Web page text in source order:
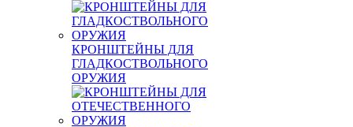
КРОНШТЕЙНЫ ДЛЯ
ГЛАДКОСТВОЛЬНОГО
ОРУЖИЯ